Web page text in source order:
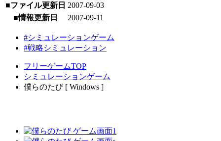
■ファイル更新日 2007-09-03
■情報更新日
2007-09-11
#シミュレーションゲーム
#戦略シミュレーション
フリーゲームTOP
シミュレーションゲーム
僕らのたび [ Windows ]